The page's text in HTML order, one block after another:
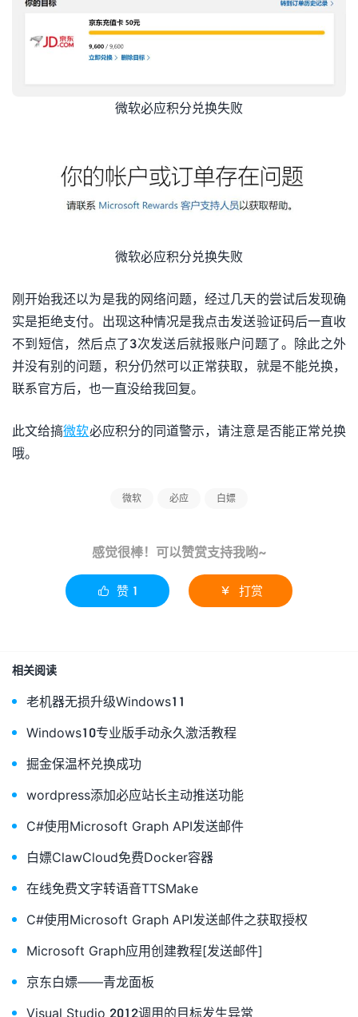
微软必应积分兑换失败
微软必应积分兑换失败
刚开始我还以为是我的网络问题，经过几天的尝试后发现确
实是拒绝支付。出现这种情况是我点击发送验证码后一直收
不到短信，然后点了3次发送后就报账户问题了。除此之外
并没有别的问题，积分仍然可以正常获取，就是不能兑换，
联系官方后，也一直没给我回复。
此文给搞微软必应积分的同道警示，请注意是否能正常兑换
哦。
微软 必应 白嫖
感觉很棒！可以赞赏支持我哟~
 赞 1  打赏
相关阅读
老机器无损升级Windows11
Windows10专业版手动永久激活教程
掘金保温杯兑换成功
wordpress添加必应站长主动推送功能
C#使用Microsoft Graph API发送邮件
白嫖ClawCloud免费Docker容器
在线免费文字转语音TTSMake
C#使用Microsoft Graph API发送邮件之获取授权
Microsoft Graph应用创建教程[发送邮件]
京东白嫖——青龙面板
Visual Studio 2012调用的目标发生异常